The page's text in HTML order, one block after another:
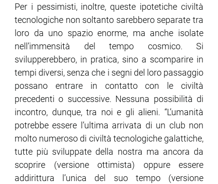
Per i pessimisti, inoltre, queste ipotetiche civiltà
tecnologiche non soltanto sarebbero separate tra
loro da uno spazio enorme, ma anche isolate
nell’immensità del tempo cosmico. Si
svilupperebbero, in pratica, sino a scomparire in
tempi diversi, senza che i segni del loro passaggio
possano entrare in contatto con le civiltà
precedenti o successive. Nessuna possibilità di
incontro, dunque, tra noi e gli alieni. “L’umanità
potrebbe essere l’ultima arrivata di un club non
molto numeroso di civiltà tecnologiche galattiche,
tutte più sviluppate della nostra ma ancora da
scoprire (versione ottimista) oppure essere
addirittura l’unica del suo tempo (versione